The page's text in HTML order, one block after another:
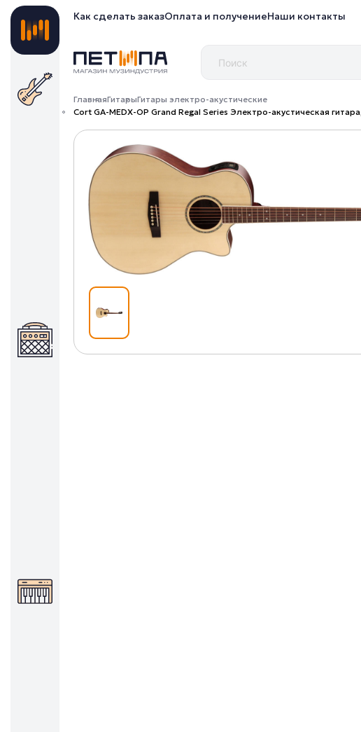
Как сделать заказОплата и получениеНаши контакты
ГлавнаяГитарыГитары электро-акустические
Cort GA-MEDX-OP Grand Regal Series Электро-акустическая